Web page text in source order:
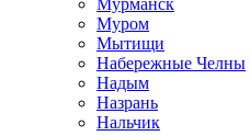
Мурманск
Муром
Мытищи
Набережные Челны
Надым
Назрань
Нальчик